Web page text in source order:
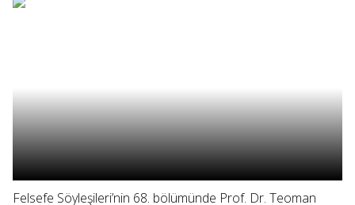
Felsefe Söyleşileri’nin 68. bölümünde Prof. Dr. Teoman